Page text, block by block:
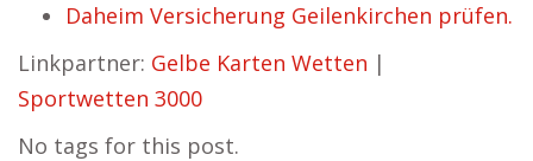
Daheim Versicherung Geilenkirchen prüfen.
Linkpartner: Gelbe Karten Wetten |
Sportwetten 3000
No tags for this post.